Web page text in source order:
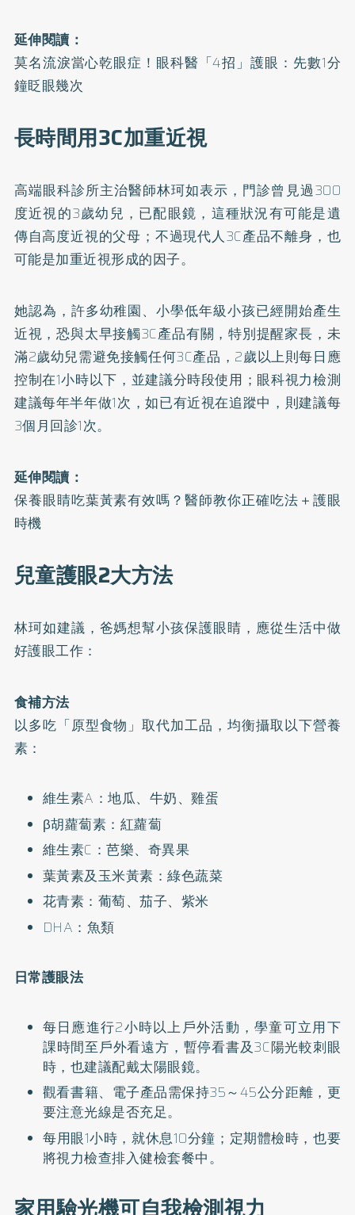
延伸閱讀：
莫名流淚當心乾眼症！眼科醫「4招」護眼：先數1分
鐘眨眼幾次
長時間用3C加重近視
高端眼科診所主治醫師林珂如表示，門診曾見過300
度近視的3歲幼兒，已配眼鏡，這種狀況有可能是遺
傳自高度近視的父母；不過現代人3C產品不離身，也
可能是加重近視形成的因子。
她認為，許多幼稚園、小學低年級小孩已經開始產生
近視，恐與太早接觸3C產品有關，特別提醒家長，未
滿2歲幼兒需避免接觸任何3C產品，2歲以上則每日應
控制在1小時以下，並建議分時段使用；眼科視力檢測
建議每年半年做1次，如已有近視在追蹤中，則建議每
3個月回診1次。
延伸閱讀：
保養眼睛吃葉黃素有效嗎？醫師教你正確吃法＋護眼
時機
兒童護眼2大方法
林珂如建議，爸媽想幫小孩保護眼睛，應從生活中做
好護眼工作：
食補方法
以多吃「原型食物」取代加工品，均衡攝取以下營養
素：
維生素A：地瓜、牛奶、雞蛋
β胡蘿蔔素：紅蘿蔔
維生素C：芭樂、奇異果
葉黃素及玉米黃素：綠色蔬菜
花青素：葡萄、茄子、紫米
DHA：魚類
日常護眼法
每日應進行2小時以上戶外活動，學童可立用下
課時間至戶外看遠方，暫停看書及3C陽光較刺眼
時，也建議配戴太陽眼鏡。
觀看書籍、電子產品需保持35～45公分距離，更
要注意光線是否充足。
每用眼1小時，就休息10分鐘；定期體檢時，也要
將視力檢查排入健檢套餐中。
家用驗光機可自我檢測視力